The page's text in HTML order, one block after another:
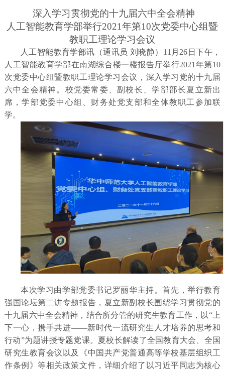
深入学习贯彻党的十九届六中全会精神
人工智能教育学部举行2021年第10次党委中心组暨
教职工理论学习会议
人工智能教育学部讯（通讯员 刘晓静） 11月26日下午，
人工智能教育学部在南湖综合楼一楼报告厅举行2021年第10
次党委中心组暨教职工理论学习会议，深入学习党的十九届
六中全会精神。校党委常委、副校长、学部部长夏立新出
席，学部党委中心组、财务处党支部和全体教职工参加联
学。
本次学习由学部党委书记罗丽华主持。首先，举行教育
强国论坛第二讲专题报告，夏立新副校长围绕学习贯彻党的
十九届六中全会精神，结合所分管的研究生教育工作，以“上
下一心，携手共进——新时代一流研究生人才培养的思考和
行动”为题讲授专题党课。夏校长解读了全国教育大会、全国
研究生教育会议以及《中国共产党普通高等学校基层组织工
作条例》等相关政策文件，详细介绍了以习近平同志为核心